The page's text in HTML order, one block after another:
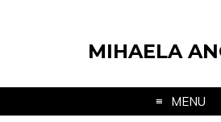
MIHAELA
MENU